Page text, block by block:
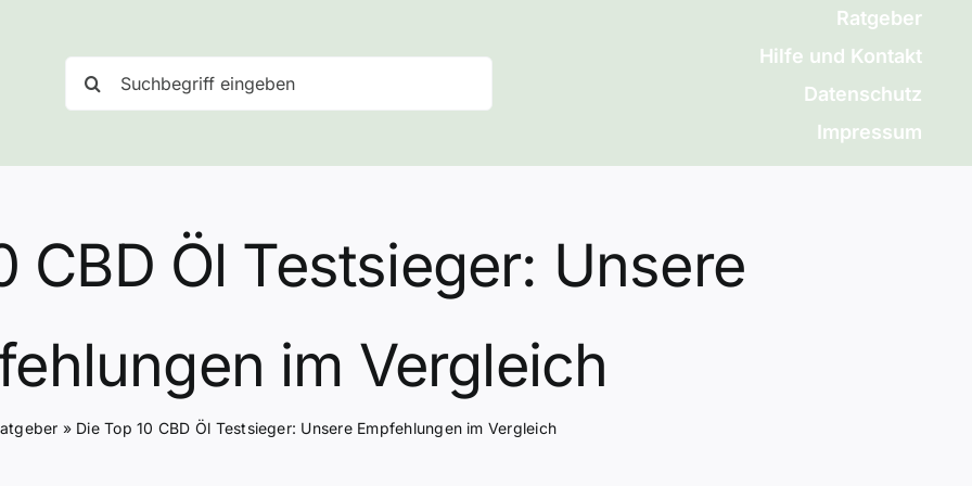
nach:
Ratgeber
Hilfe und Kontakt
Datenschutz
Impressum
CBD Öl Testsieger: Unsere
im Vergleich
» Die Top 10 CBD Öl Testsieger: Unsere Empfehlungen im Vergleich